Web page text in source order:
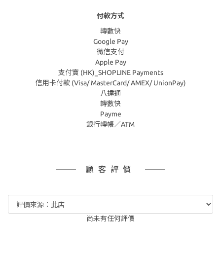
付款方式
轉數快
Google Pay
微信支付
Apple Pay
支付寶 (HK)_SHOPLINE Payments
信用卡付款 (Visa/ MasterCard/ AMEX/ UnionPay)
八達通
轉數快
Payme
銀行轉帳／ATM
顧客評價
尚未有任何評價